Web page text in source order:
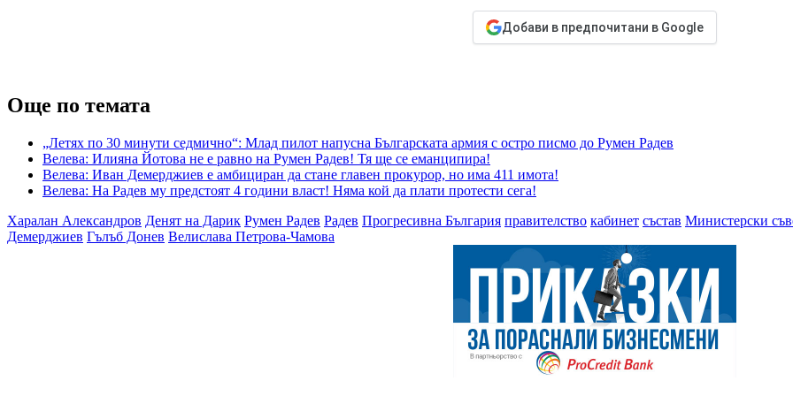
Добави в предпочитани в Google
Още по темата
„Летях по 30 минути седмично“: Млад пилот напусна Българската армия с остро писмо до Румен Радев
Велева: Илияна Йотова не е равно на Румен Радев! Тя ще се еманципира!
Велева: Иван Демерджиев е амбициран да стане главен прокурор, но има 411 имота!
Велева: На Радев му предстоят 4 години власт! Няма кой да плати протести сега!
Харалан Александров Денят на Дарик Румен Радев Радев Прогресивна България правителство кабинет състав Министерски
Демерджиев Гълъб Донев Велислава Петрова-Чамова